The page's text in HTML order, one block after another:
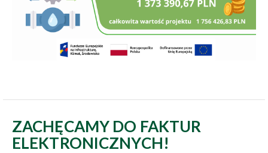
ZACHĘCAMY DO FAKTUR
ELEKTRONICZNYCH!